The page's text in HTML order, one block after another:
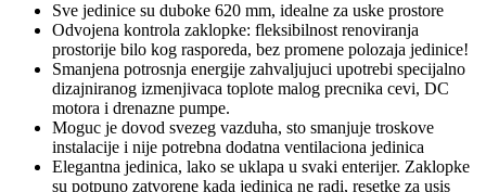
Sve jedinice su duboke 620 mm, idealne za uske prostore
Odvojena kontrola zaklopke: fleksibilnost renoviranja
prostorije bilo kog rasporeda, bez promene polozaja jedinice!
Smanjena potrosnja energije zahvaljujuci upotrebi specijalno
dizajniranog izmenjivaca toplote malog precnika cevi, DC
motora i drenazne pumpe.
Moguc je dovod svezeg vazduha, sto smanjuje troskove
instalacije i nije potrebna dodatna ventilaciona jedinica
Elegantna jedinica, lako se uklapa u svaki enterijer. Zaklopke
su potpuno zatvorene kada jedinica ne radi, resetke za usis